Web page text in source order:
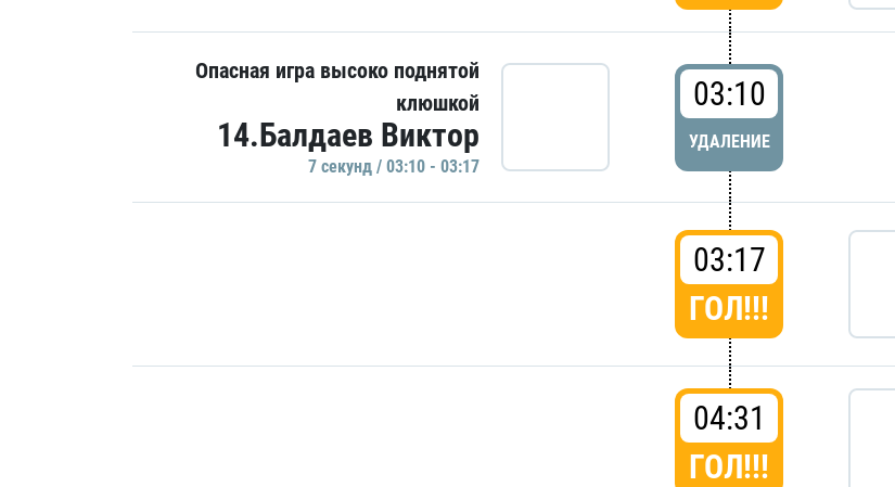
Опасная игра высоко поднятой
клюшкой
14.Балдаев Виктор
7 секунд / 03:10 - 03:17
03:10
УДАЛЕНИЕ
03:17
ГОЛ!!!
04:31
ГОЛ!!!